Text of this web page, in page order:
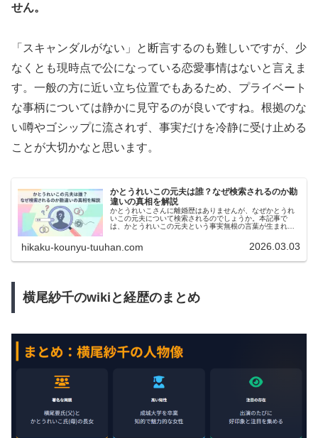
せん。
「スキャンダルがない」と断言するのも難しいですが、少
なくとも現時点で公になっている恋愛事情はないと言えま
す。一般の方に近い立ち位置でもあるため、プライベート
な事柄については静かに見守るのが良いですね。根拠のな
い噂やゴシップに流されず、事実だけを冷静に受け止める
ことが大切かなと思います。
かとうれいこの元夫は誰？なぜ検索されるのか勘
違いの真相を解説
かとうれいこさんに離婚歴はありませんが、なぜかとうれ
いこの元夫について検索されるのでしょうか。本記事で
は、かとうれいこの元夫という事実無根の言葉が生まれた
や家族のリアルな近況まで、客観的な事実に基づき徹底解
説します。
hikaku-kounyu-tuuhan.com 2026.03.03
横尾紗千のwikiと経歴のまとめ